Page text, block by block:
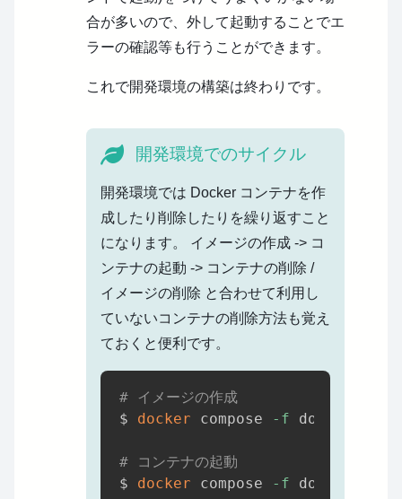
合が多いので、外して起動することでエ
ラーの確認等も行うことができます。
これで開発環境の構築は終わりです。
開発環境でのサイクル
開発環境では Docker コンテナを作
成したり削除したりを繰り返すこと
になります。
イメージの作成 -> コ
ンテナの起動 -> コンテナの削除 /
イメージの削除 と合わせて利用し
ていないコンテナの削除方法も覚え
ておくと便利です。
# イメージの作成
$ docker compose -f docker-
# コンテナの起動
$ docker compose -f docker-